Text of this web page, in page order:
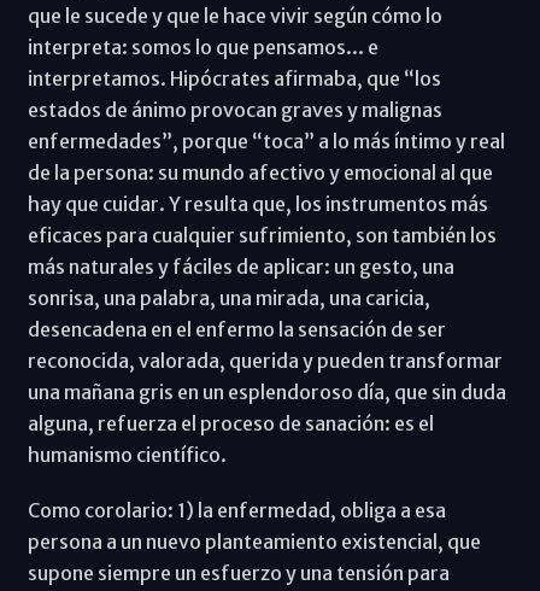
que le sucede y que le hace vivir según cómo lo
interpreta: somos lo que pensamos... e
interpretamos. Hipócrates afirmaba, que “los
estados de ánimo provocan graves y malignas
enfermedades”, porque “toca” a lo más íntimo y real
de la persona: su mundo afectivo y emocional al que
hay que cuidar. Y resulta que, los instrumentos más
eficaces para cualquier sufrimiento, son también los
más naturales y fáciles de aplicar: un gesto, una
sonrisa, una palabra, una mirada, una caricia,
desencadena en el enfermo la sensación de ser
reconocida, valorada, querida y pueden transformar
una mañana gris en un esplendoroso día, que sin duda
alguna, refuerza el proceso de sanación: es el
humanismo científico.
Como corolario: 1) la enfermedad, obliga a esa
persona a un nuevo planteamiento existencial, que
supone siempre un esfuerzo y una tensión para